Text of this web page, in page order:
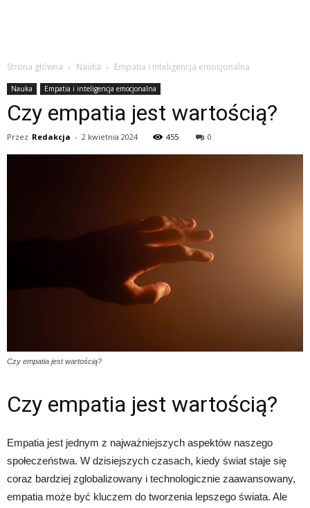
Strona główna Nauka Empatia i inteligencja emocjonalna
Nauka Empatia i inteligencja emocjonalna
Czy empatia jest wartością?
Przez Redakcja - 2 kwietnia 2024 455 0
Czy empatia jest wartością?
Czy empatia jest wartością?
Empatia jest jednym z najważniejszych aspektów naszego
społeczeństwa. W dzisiejszych czasach, kiedy świat staje się
coraz bardziej zglobalizowany i technologicznie zaawansowany,
empatia może być kluczem do tworzenia lepszego świata. Ale